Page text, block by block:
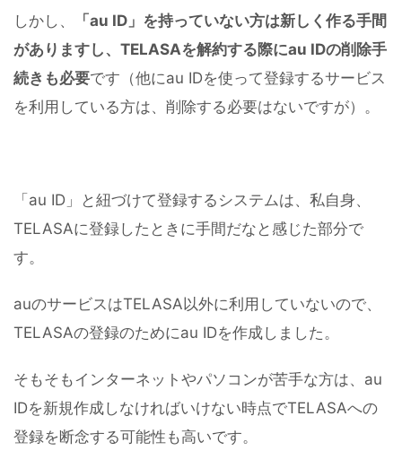
しかし、
「au ID」を持っていない方は新しく作る手間
がありますし、TELASAを解約する際にau IDの削除手
続きも必要です（他にau IDを使って登録するサービス
を利用している方は、削除する必要はないですが）。
「au ID」と紐づけて登録するシステムは、私自身、
TELASAに登録したときに手間だなと感じた部分で
す。
auのサービスはTELASA以外に利用していないので、
TELASAの登録のためにau IDを作成しました。
そもそもインターネットやパソコンが苦手な方は、au
IDを新規作成しなければいけない時点でTELASAへの
登録を断念する可能性も高いです。